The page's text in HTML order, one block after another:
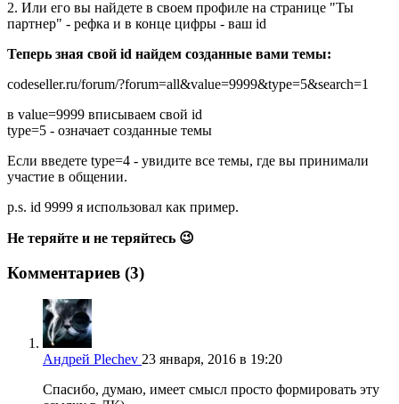
2. Или его вы найдете в своем профиле на странице "Ты
партнер" - рефка и в конце цифры - ваш id
Теперь зная свой id найдем созданные вами темы:
codeseller.ru/forum/?forum=all&value=9999&type=5&search=1
в value=9999 вписываем свой id
type=5 - означает созданные темы
Если введете type=4 - увидите все темы, где вы принимали
участие в общении.
p.s. id 9999 я использовал как пример.
Не теряйте и не теряйтесь 😉
Комментариев (3)
Андрей Plechev 23 января, 2016 в 19:20
Спасибо, думаю, имеет смысл просто формировать эту